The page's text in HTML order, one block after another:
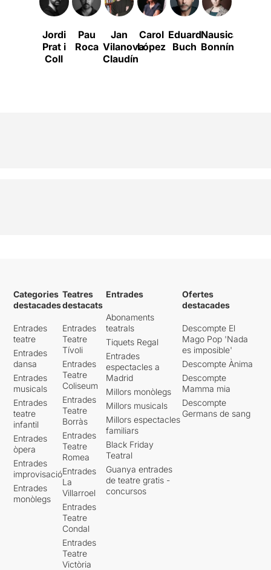
Jordi
Prat i
Coll
Pau
Roca
Jan
Vilanova
Claudín
Carol
López
Eduard
Buch
Nausicaa
Bonnín
Categories
destacades
Entrades
teatre
Entrades
dansa
Entrades
musicals
Entrades
teatre
infantil
Entrades
òpera
Entrades
improvisació
Entrades
monòlegs
Teatres
destacats
Entrades
Teatre
Tívoli
Entrades
Teatre
Coliseum
Entrades
Teatre
Borràs
Entrades
Teatre
Romea
Entrades
La
Villarroel
Entrades
Teatre
Condal
Entrades
Teatre
Victòria
Entrades
Abonaments
teatrals
Tiquets Regal
Entrades
espectacles a
Madrid
Millors monòlegs
Millors musicals
Millors espectacles
familiars
Black Friday
Teatral
Guanya entrades
de teatre gratis -
concursos
Ofertes
destacades
Descompte El
Mago Pop 'Nada
es imposible'
Descompte Ànima
Descompte
Mamma mia
Descompte
Germans de sang